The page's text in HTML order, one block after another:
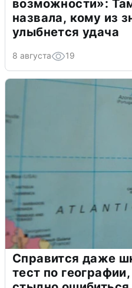
возможности»:
назвала, кому из
улыбнется удача
8 августа 19
Справится даже
тест по